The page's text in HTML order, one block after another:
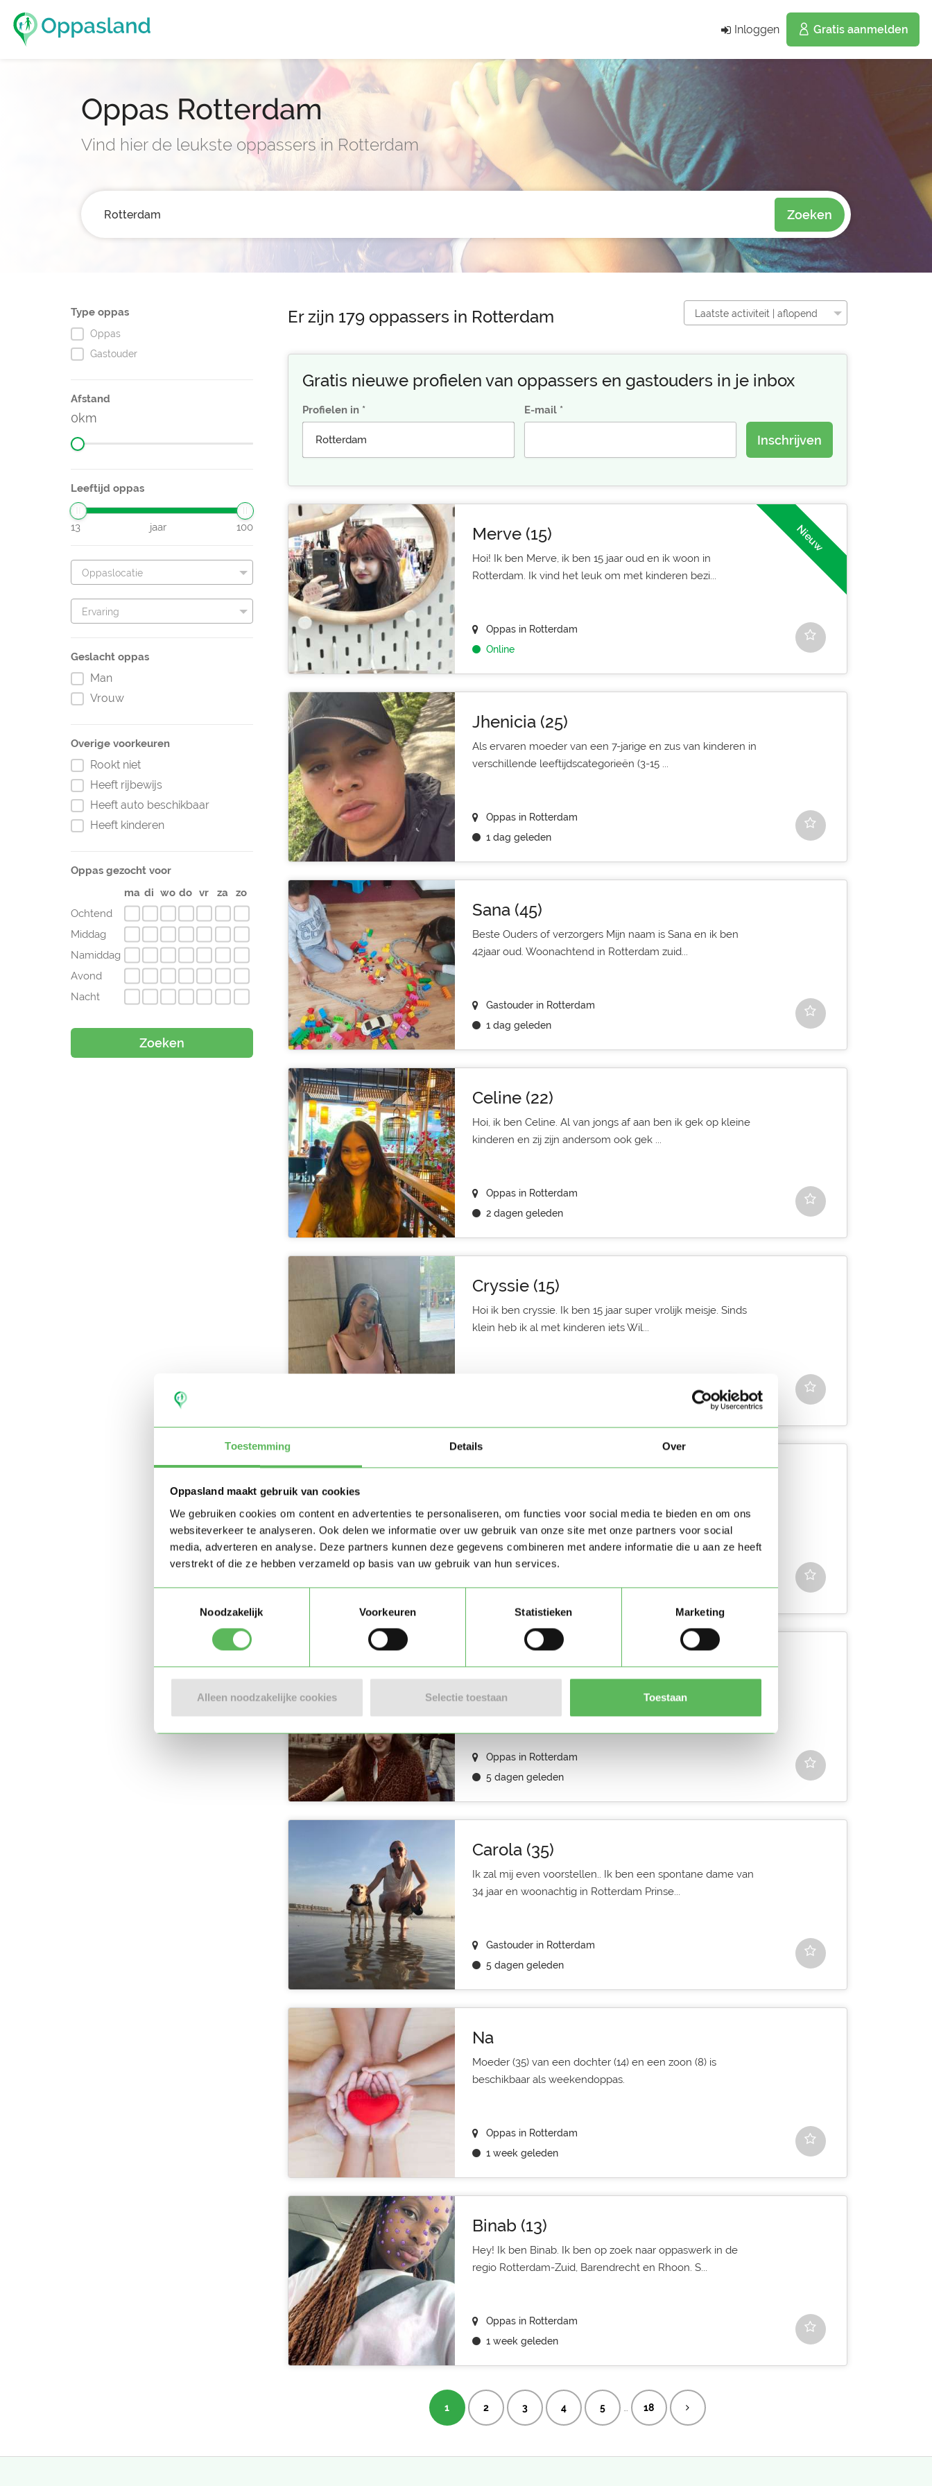
Toestemming Details Over
Oppasland maakt gebruik van cookies
We gebruiken cookies om content en advertenties te personaliseren, om functies voor social media te bieden en om ons
websiteverkeer te analyseren. Ook delen we informatie over uw gebruik van onze site met onze partners voor social
media, adverteren en analyse. Deze partners kunnen deze gegevens combineren met andere informatie die u aan ze heeft
verstrekt of die ze hebben verzameld op basis van uw gebruik van hun services.
Noodzakelijk
Voorkeuren Statistieken Marketing
Alleen noodzakelijke cookies Selectie toestaan Toestaan
Inloggen Gratis aanmelden
Oppas Rotterdam
Vind hier de leukste oppassers in Rotterdam
Zoeken
Type oppas
Oppas
Gastouder
Afstand
0
Leeftijd oppas
13 jaar 100
Oppaslocatie
Ervaring
Geslacht oppas
Man
Vrouw
Overige voorkeuren
Rookt niet
Heeft rijbewijs
Heeft auto beschikbaar
Heeft kinderen
Oppas gezocht voor
ma di wo do vr za
zo
Ochtend
Middag
Namiddag
Avond
Nacht
Zoeken
Er zijn 179 oppassers in Rotterdam Laatste activiteit | aflopend
Gratis nieuwe profielen van oppassers en gastouders in je inbox
Profielen in E-mail
Inschrijven
Merve (15)
Hoi! Ik ben Merve, ik ben 15 jaar oud en ik woon in
Rotterdam. Ik vind het leuk om met kinderen bezi...
Oppas in Rotterdam
Online
Nieuw
Jhenicia (25)
Als ervaren moeder van een 7-jarige en zus van kinderen in
verschillende leeftijdscategorieën (3-15 ...
Oppas in Rotterdam
1 dag geleden
Sana (45)
Beste Ouders of verzorgers Mijn naam is Sana en ik ben
42jaar oud. Woonachtend in Rotterdam zuid...
Gastouder in Rotterdam
1 dag geleden
Celine (22)
Hoi, ik ben Celine. Al van jongs af aan ben ik gek op kleine
kinderen en zij zijn andersom ook gek ...
Oppas in Rotterdam
2 dagen geleden
Cryssie (15)
Hoi ik ben cryssie. Ik ben 15 jaar super vrolijk meisje. Sinds
klein heb ik al met kinderen iets Wil...
Ingrid (62)
jarenlange ervaring in de kinderopvang en als g...
Oppas in Rotterdam
4 dagen geleden
Loes (24)
studeer Pedagogische Wetenschappen aan de...
Oppas in Rotterdam
5 dagen geleden
Carola (35)
Ik zal mij even voorstellen.. Ik ben een spontane dame van
34 jaar en woonachtig in Rotterdam Prinse...
Gastouder in Rotterdam
5 dagen geleden
Na
Moeder (35) van een dochter (14) en een zoon (8) is
beschikbaar als weekendoppas.
Oppas in Rotterdam
1 week geleden
Binab (13)
Hey! Ik ben Binab. Ik ben op zoek naar oppaswerk in de
regio Rotterdam-Zuid, Barendrecht en Rhoon. S...
Oppas in Rotterdam
1 week geleden
1 2 3 4 5 … 18